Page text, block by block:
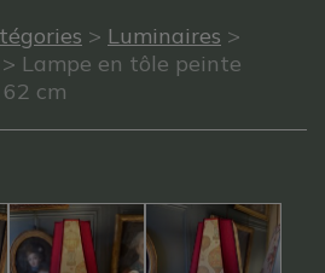
> Luminaires >
> Lampe en tôle peinte
cm